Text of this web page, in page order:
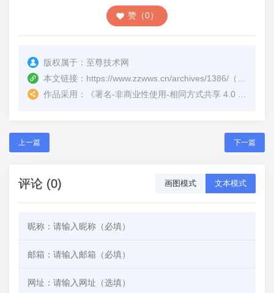
赞（0）
版权属于： 至尊技术网
本文链接： https://www.zzwws.cn/archives/1386/ （转载时请注明本文出处及文章链接）
作品采用：
《署名-非商业性使用-相同方式共享 4.0 国际 (CC BY-NC-SA 4.0)
上一篇 下一篇
评论 (0) 画图模式 文本模式